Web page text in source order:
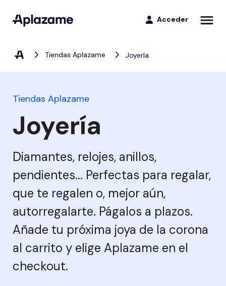
Para clientes
Descubre las posibilidades de nuestro proceso de compra online.
La App de Aplazame
Directorio de tiendas
Favoritos del mes
Tiendas por categoría
Belleza y salud
Para negocios
tus ventas
Elige tu sector:
Educación
Electrónica
Formas de pago
Pago a plazos
Divide en 4 pagos
Dónde utilizar Aplazame
Directorio de tiendas
App de Aplazame
App
Empieza ahora
ES
Acceder
Tiendas Aplazame Joyería
Tiendas Aplazame
Joyería
Diamantes, relojes, anillos,
pendientes... Perfectas para regalar,
que te regalen o, mejor aún,
autorregalarte. Págalos a plazos.
Añade tu próxima joya de la corona
al carrito y elige Aplazame en el
checkout.